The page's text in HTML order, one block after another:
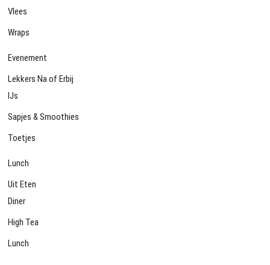
Vlees
Wraps
Evenement
Lekkers Na of Erbij
IJs
Sapjes & Smoothies
Toetjes
Lunch
Uit Eten
Diner
High Tea
Lunch